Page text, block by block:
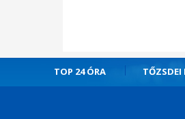
TOP 24 ÓRA TŐZSDEI